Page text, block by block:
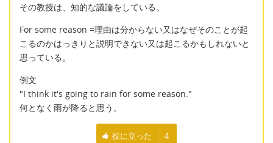
その教授は、知的な議論をしている。
For some reason =理由は分からない又はなぜそのことが起
こるのかはっきりと説明できない又は起こるかもしれないと
思っている。
例文
"I think it's going to rain for some reason."
何となく雨が降ると思う。
役に立った 4